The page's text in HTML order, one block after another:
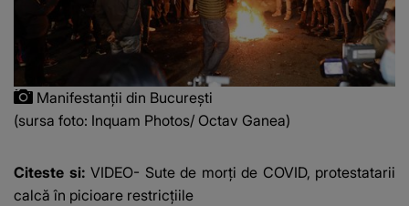
Manifestanții din București
(sursa foto: Inquam Photos/ Octav Ganea)
Citeste si: VIDEO- Sute de morți de COVID, protestatarii
calcă în picioare restricțiile